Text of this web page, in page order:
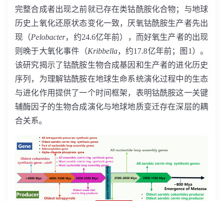
完整合成者出现之前就已存在类钴酰胺化合物；与地球
历史上氧化还原状态变化一致，厌氧钴酰胺生产者先出
现（Pelobacter，约24.6亿年前），而好氧生产者的出现
则晚于大氧化事件（Kribbella，约17.8亿年前；图 1 ）。
该研究揭示了钴酰胺生物合成基因和生产者的进化历史
序列，为理解钴酰胺在地球生命系统演化过程中的生态
与进化作用提供了一个时间框架，表明钴酰胺这一关键
辅酶因子的生物合成演化与地球地质变迁存在深层的耦
合关系。